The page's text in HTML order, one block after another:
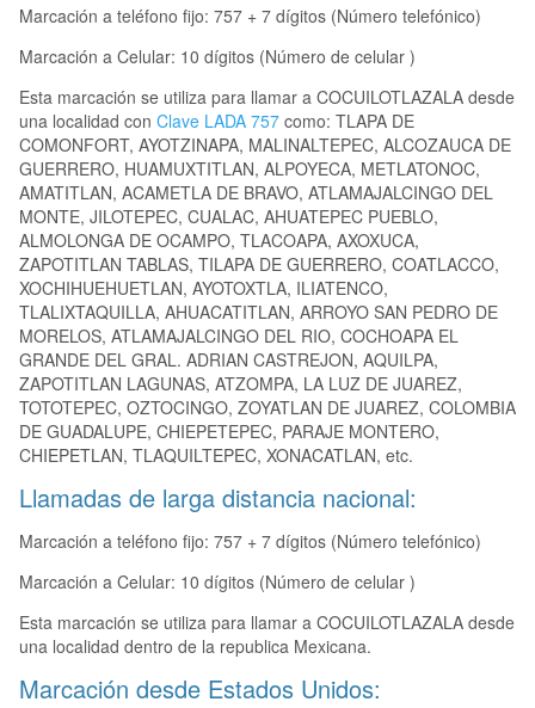
Marcación a teléfono fijo: 757 + 7 dígitos (Número telefónico)
Marcación a Celular: 10 dígitos (Número de celular )
Esta marcación se utiliza para llamar a COCUILOTLAZALA desde
una localidad con Clave LADA 757 como: TLAPA DE
COMONFORT, AYOTZINAPA, MALINALTEPEC, ALCOZAUCA DE
GUERRERO, HUAMUXTITLAN, ALPOYECA, METLATONOC,
AMATITLAN, ACAMETLA DE BRAVO, ATLAMAJALCINGO DEL
MONTE, JILOTEPEC, CUALAC, AHUATEPEC PUEBLO,
ALMOLONGA DE OCAMPO, TLACOAPA, AXOXUCA,
ZAPOTITLAN TABLAS, TILAPA DE GUERRERO, COATLACCO,
XOCHIHUEHUETLAN, AYOTOXTLA, ILIATENCO,
TLALIXTAQUILLA, AHUACATITLAN, ARROYO SAN PEDRO DE
MORELOS, ATLAMAJALCINGO DEL RIO, COCHOAPA EL
GRANDE DEL GRAL. ADRIAN CASTREJON, AQUILPA,
ZAPOTITLAN LAGUNAS, ATZOMPA, LA LUZ DE JUAREZ,
TOTOTEPEC, OZTOCINGO, ZOYATLAN DE JUAREZ, COLOMBIA
DE GUADALUPE, CHIEPETEPEC, PARAJE MONTERO,
CHIEPETLAN, TLAQUILTEPEC, XONACATLAN, etc.
Llamadas de larga distancia nacional:
Marcación a teléfono fijo: 757 + 7 dígitos (Número telefónico)
Marcación a Celular: 10 dígitos (Número de celular )
Esta marcación se utiliza para llamar a COCUILOTLAZALA desde
una localidad dentro de la republica Mexicana.
Marcación desde Estados Unidos: